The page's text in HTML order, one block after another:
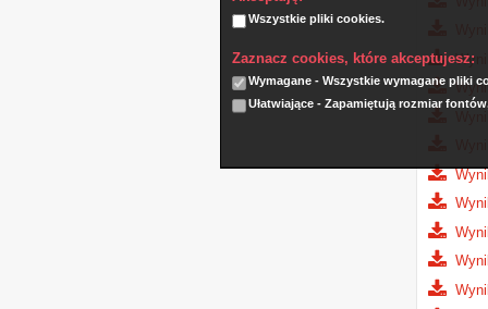
Wszystkie pliki cookies.
Zaznacz cookies, które akceptujesz:
Wymagane - Wszystkie wymagane pliki
Ułatwiające - Zapamiętują rozmiar